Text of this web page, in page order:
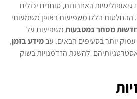
האחרונות, סוחרים יכולים
ההחלטות הללו משפיעות באופן משמעותי
מסחר במטבעותמשפיעות על
יותר בסעיפים הבאים. עםמידע בזמן,
ולהשגת הזדמנויות בשוק